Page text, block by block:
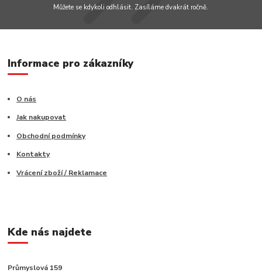
Můžete se kdykoli odhlásit. Zasíláme dvakrát ročně.
Informace pro zákazníky
O nás
Jak nakupovat
Obchodní podmínky
Kontakty
Vrácení zboží / Reklamace
Kde nás najdete
Průmyslová 159